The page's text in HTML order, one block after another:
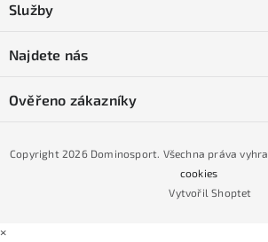
Obchodní podmínky
Podmínky GDPR
Podmínky nákupu na splátky ESSOX
Služby
Naše prodejna
Najdete nás
Ověřeno zákazníky
Vytvořil Shoptet
Copyright 2026 Dominosport. Všechna práva
cookies
×